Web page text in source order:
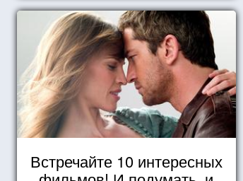
Встречайте 10 интересных